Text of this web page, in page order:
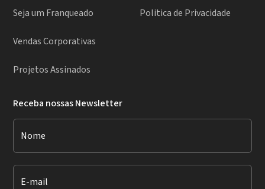
Seja um Franqueado
Vendas Corporativas
Projetos Assinados
Politica de Privacidade
Receba nossas Newsletter
Nome
E-mail